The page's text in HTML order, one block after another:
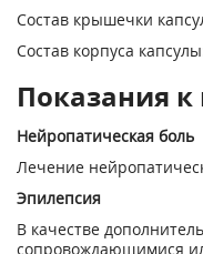
Состав крышечки
Состав корпуса
Показания
Нейропатическая боль
Лечение
Эпилепсия
В качестве
сопровождающимися